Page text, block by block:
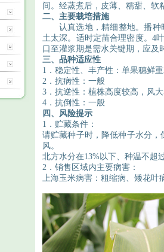
间。经蒸煮后，皮薄、糯甜、软
二、 主要栽培措施
认真选地，精细整地。播
土太深。 适时定苗合理密度。 4
口至灌浆期是需水关键期，应及
三、品种适应性
1． 稳定性、丰产性： 单果穗鲜重
2． 抗病性：一般
3． 抗逆性：植株高度较高，风
4． 抗倒性：一般
四、 风险提示
1． 贮藏条件：
请贮藏种子时，降低种子水分
风。
北方水分在13%以下、种温不超
2． 销售区域内主要病害：
上海玉米病害：粗缩病、矮花叶